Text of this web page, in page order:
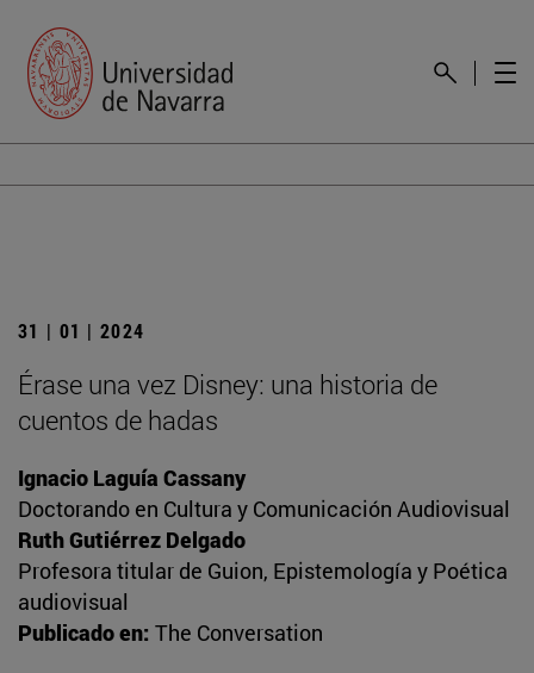
31 | 01 | 2024
Érase una vez Disney: una historia de
cuentos de hadas
Ignacio Laguía Cassany
Doctorando en Cultura y Comunicación Audiovisual
Ruth Gutiérrez Delgado
Profesora titular de Guion, Epistemología y Poética
audiovisual
Publicado en: The Conversation